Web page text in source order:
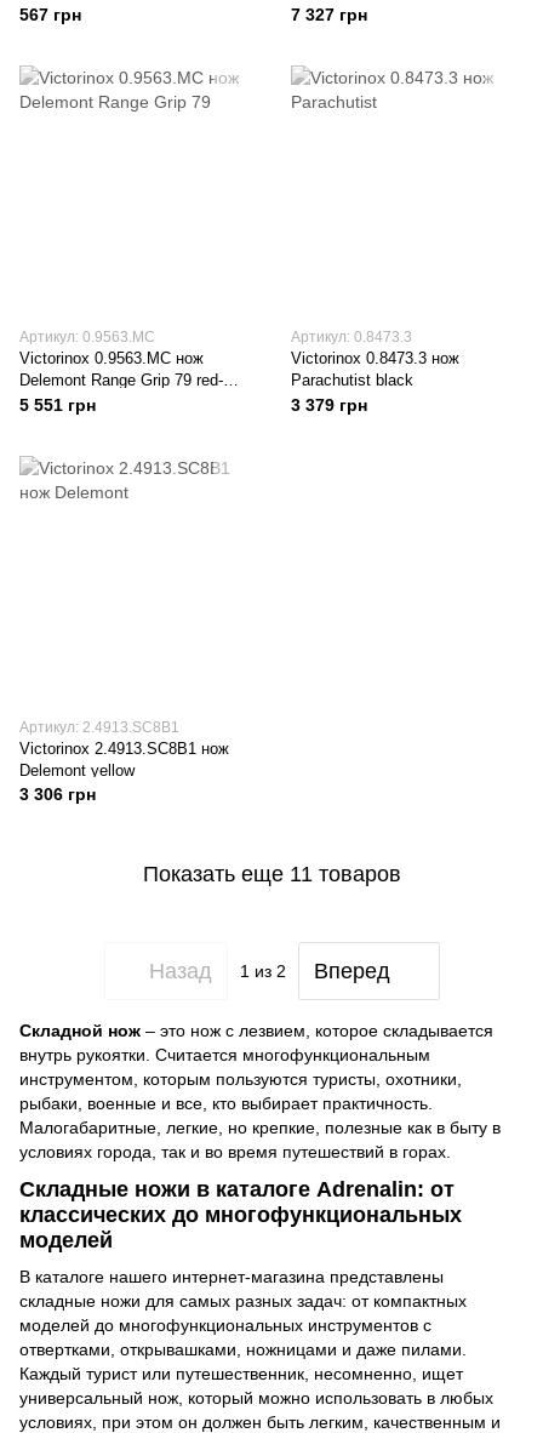
567 грн 7 327 грн
Артикул: 0.9563.MC
Victorinox 0.9563.MC нож
Delemont Range Grip 79 red-
black
5 551 грн
Артикул: 0.8473.3
Victorinox 0.8473.3 нож
Parachutist black
3 379 грн
Артикул: 2.4913.SC8B1
Victorinox 2.4913.SC8B1 нож
Delemont yellow
3 306 грн
Показать еще 11 товаров
Назад 1 из 2 Вперед
Складной нож – это нож с лезвием, которое складывается
внутрь рукоятки. Считается многофункциональным
инструментом, которым пользуются туристы, охотники,
рыбаки, военные и все, кто выбирает практичность.
Малогабаритные, легкие, но крепкие, полезные как в быту в
условиях города, так и во время путешествий в горах.
Складные ножи в каталоге Adrenalin: от
классических до многофункциональных
моделей
В каталоге нашего интернет-магазина представлены
складные ножи для самых разных задач: от компактных
моделей до многофункциональных инструментов с
отвертками, открывашками, ножницами и даже пилами.
Каждый турист или путешественник, несомненно, ищет
универсальный нож, который можно использовать в любых
условиях, при этом он должен быть легким, качественным и